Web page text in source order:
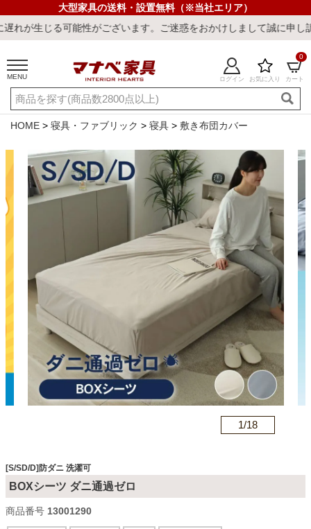
大型家具の送料・設置無料（※当社エリア）
能性がございます。ご迷惑をおかけしまして誠に申し訳ございませ
MENU ログイン お気に入り カート
0
ご利用ガイド 新規会員登録
店舗一覧 閲覧履歴
キーワード・商品番号で探す
最短発送 ワークデスク ウィルトンラ
カテゴリから探す
ソファ
ダイニングテーブル・セット
HOME 寝具・ファブリック 寝具 敷き布団カバー
1/18
[S/SD/D]防ダニ 洗濯可
BOXシーツ ダニ通過ゼロ
商品番号 13001290